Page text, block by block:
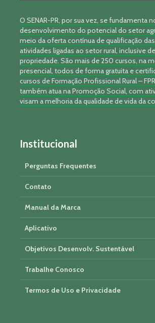
O SENAR-PR, por sua vez, se fundamenta
desenvolvimento do potencial do setor
meio da oferta contínua de qualificação
atividades ligadas ao setor rural, inclusive
propriedade. São mais de 250 cursos, na
presencial, todos de forma gratuita e
cursos de Formação Profissional Rural –
também atua na Promoção Social, com
visam a melhoria da qualidade de vida da
Institucional
Perguntas Frequentes
Contato
Manual da Marca
Aplicativo
Objetivos Desenvolv. Sustentável
Trabalhe Conosco
Termos de Uso e Privacidade